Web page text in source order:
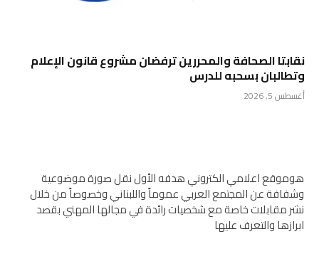
نقابتا الصحافة والمحررين ترفضان مشروع قانون الإعلام
وتطالبان بسحبه للدرس
أغسطس 5, 2026
هوموقع اعلامي الكتروني هدفه الأول نقل صورة موضوعية
وشفافة عن المجتمع العربي عموماً واللبناني وخصوصاً من خلال
نشر مقابلات خاصة مع شخصيات رائدة في مجالها المهني بقصد
ابرازها والتعرف عليها